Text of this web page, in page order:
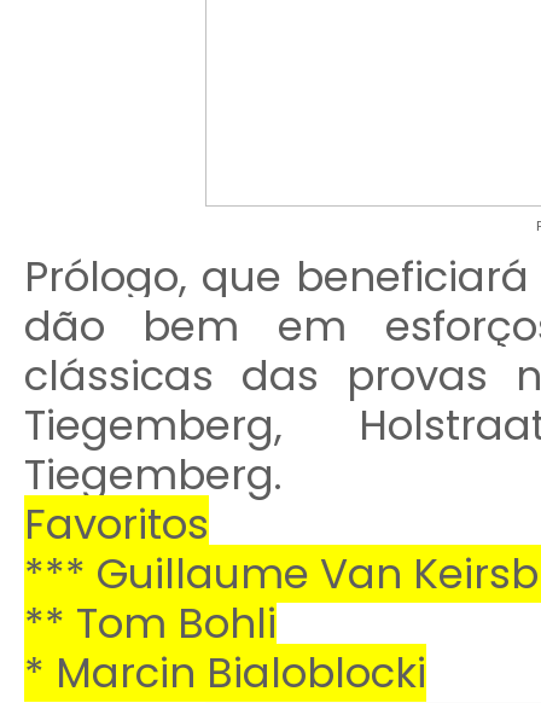
Prólogo, que
dão bem em
clássicas das provas
Tiegemberg,
Tiegemberg.
Favoritos
*** Guillaume Van
** Tom Bohli
* Marcin Bialoblocki